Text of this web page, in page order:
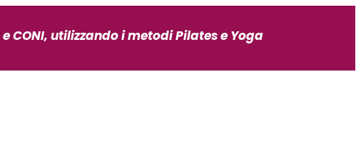
e CONI, utilizzando i metodi Pilates e Yoga